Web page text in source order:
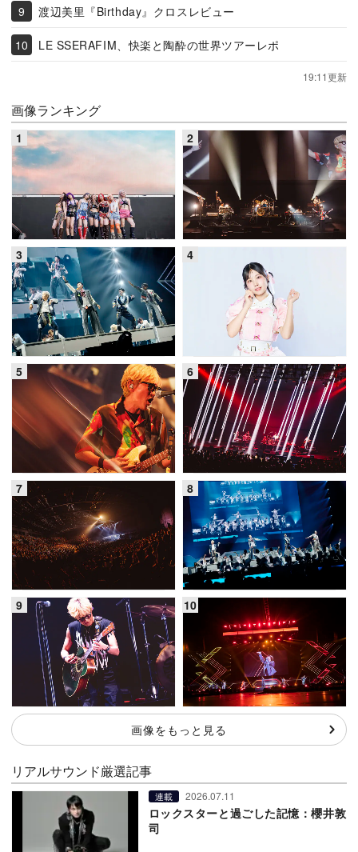
渡辺美里『Birthday』クロスレビュー
LE SSERAFIM、快楽と陶酔の世界ツアーレポ
19:11更新
画像ランキング
画像をもっと見る
リアルサウンド厳選記事
連載 2026.07.11
ロックスターと過ごした記憶：櫻井敦
司